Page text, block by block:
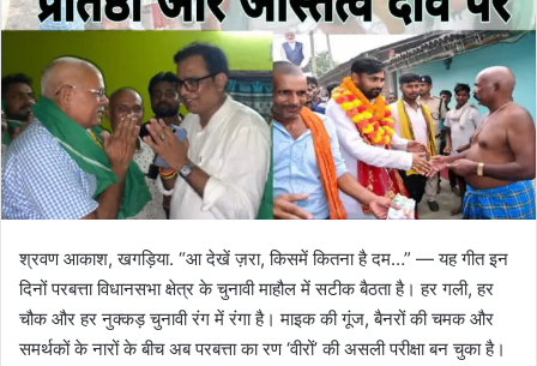
श्रवण आकाश, खगड़िया. “आ देखें ज़रा, किसमें कितना है दम…” — यह गीत इन
दिनों परबत्ता विधानसभा क्षेत्र के चुनावी माहौल में सटीक बैठता है। हर गली, हर
चौक और हर नुक्कड़ चुनावी रंग में रंगा है। माइक की गूंज, बैनरों की चमक और
समर्थकों के नारों के बीच अब परबत्ता का रण ‘वीरों’ की असली परीक्षा बन चुका है।